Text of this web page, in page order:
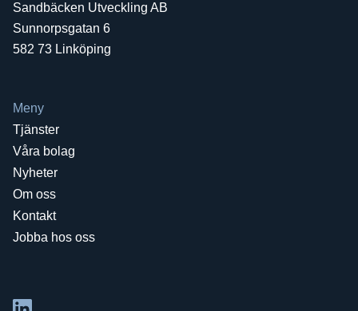
Sandbäcken Utveckling AB
Sunnorpsgatan 6
582 73 Linköping
Meny
Tjänster
Våra bolag
Nyheter
Om oss
Kontakt
Jobba hos oss